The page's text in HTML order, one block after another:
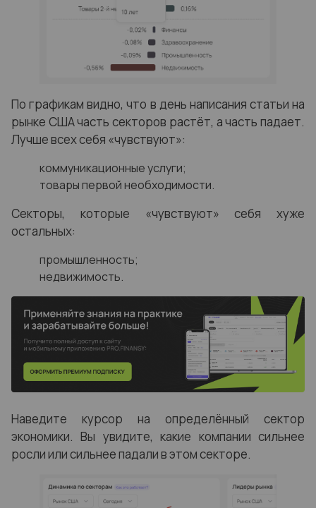
По графикам видно, что в день написания статьи на
рынке США часть секторов растёт, а часть падает.
Лучше всех себя «чувствуют»:
коммуникационные услуги;
товары первой необходимости.
Секторы, которые «чувствуют» себя хуже
остальных:
промышленность;
недвижимость.
Наведите курсор на определённый сектор
экономики. Вы увидите, какие компании сильнее
росли или сильнее падали в этом секторе.